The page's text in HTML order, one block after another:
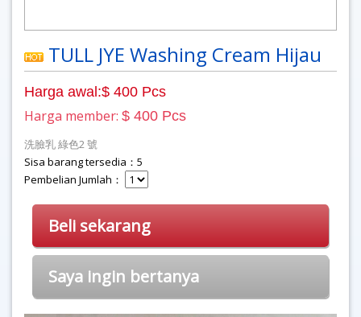
TULL JYE Washing Cream Hijau
Harga awal:$ 400 Pcs
Harga member: $ 400 Pcs
洗臉乳 綠色2 號
Sisa barang tersedia：5
Pembelian Jumlah：
Beli sekarang
Saya ingin bertanya